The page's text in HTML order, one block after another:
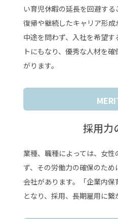
い育児休暇の延長を回避す
復帰や継続したキャリア形成
中途を問わず、入社を希望
トにもなり、優秀な人材を
がります。
採用力
業種、職種によっては、女
ず、その労働力の確保のた
会社があります。「企業内
となり、採用、長期雇用に繋